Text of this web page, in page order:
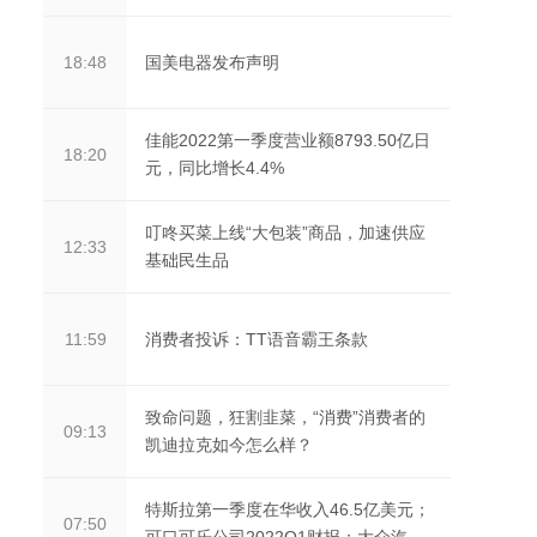
18:48 国美电器发布声明
18:20
佳能2022第一季度营业额8793.50亿日
元，同比增长4.4%
12:33
叮咚买菜上线“大包装”商品，加速供应
基础民生品
11:59 消费者投诉：TT语音霸王条款
09:13
致命问题，狂割韭菜，“消费”消费者的
凯迪拉克如今怎么样？
07:50
特斯拉第一季度在华收入46.5亿美元；